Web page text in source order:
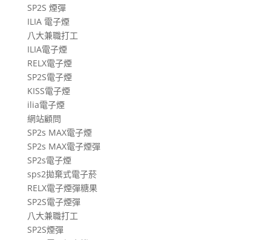
SP2S 煙彈
ILIA 電子煙
八大兼職打工
ILIA電子煙
RELX電子煙
SP2S電子煙
KISS電子煙
ilia電子煙
網站顧問
SP2s MAX電子煙
SP2s MAX電子煙彈
SP2s電子煙
sps2拋棄式電子菸
RELX電子煙彈糖果
SP2S電子煙彈
八大兼職打工
SP2S煙彈